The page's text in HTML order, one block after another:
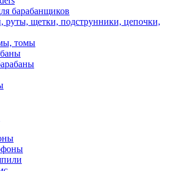
барабанщиков
руты, щетки, подструнники, цепочки,
томы